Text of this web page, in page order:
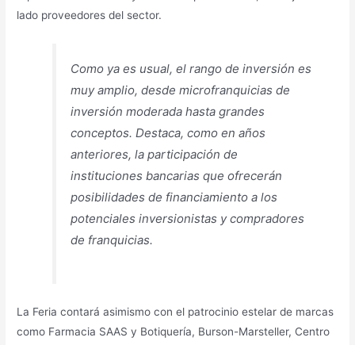
lado proveedores del sector.
Como ya es usual, el rango de inversión es
muy amplio, desde microfranquicias de
inversión moderada hasta grandes
conceptos. Destaca, como en años
anteriores, la participación de
instituciones bancarias que ofrecerán
posibilidades de financiamiento a los
potenciales inversionistas y compradores
de franquicias.
La Feria contará asimismo con el patrocinio estelar de marcas
como Farmacia SAAS y Botiquería, Burson-Marsteller, Centro